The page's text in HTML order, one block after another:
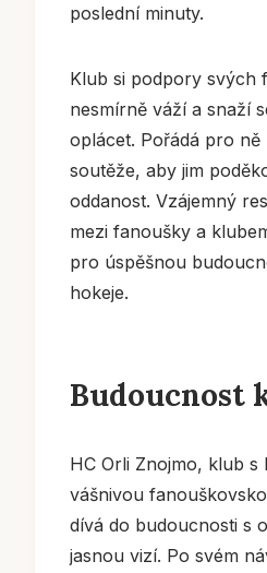
poslední minuty.
Klub si podpory svých
nesmírně váží a snaží
oplácet. Pořádá pro ně
soutěže, aby jim
oddanost. Vzájemný
mezi fanoušky a
pro úspěšnou
hokeje.
Budoucnost
HC Orli Znojmo, klub s
vášnivou
dívá do budoucnosti s
jasnou vizí. Po svém